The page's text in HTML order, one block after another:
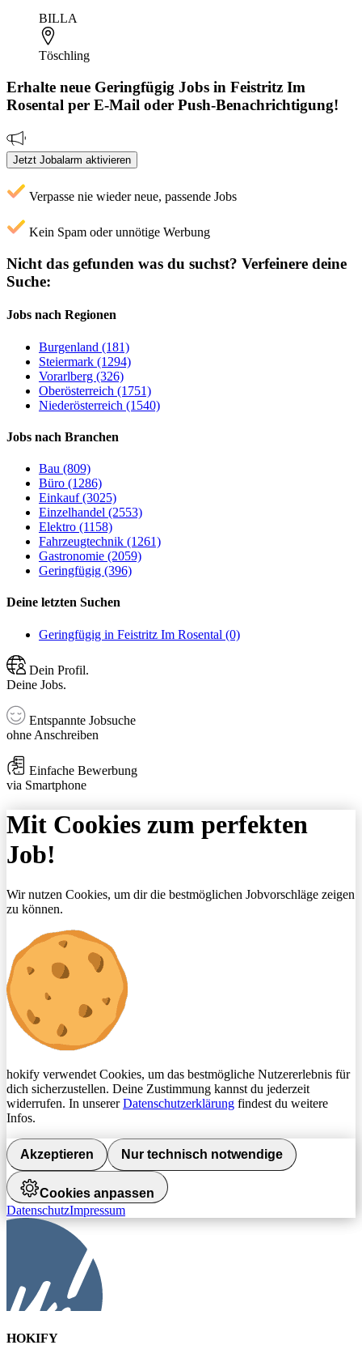
BILLA
Töschling
Erhalte neue Geringfügig Jobs in Feistritz Im
Rosental per E-Mail oder Push-Benachrichtigung!
Jetzt Jobalarm aktivieren
Verpasse nie wieder neue, passende Jobs
Kein Spam oder unnötige Werbung
Nicht das gefunden was du suchst? Verfeinere deine
Suche:
Jobs nach Regionen
Burgenland (181)
Steiermark (1294)
Vorarlberg (326)
Oberösterreich (1751)
Niederösterreich (1540)
Jobs nach Branchen
Bau (809)
Büro (1286)
Einkauf (3025)
Einzelhandel (2553)
Elektro (1158)
Fahrzeugtechnik (1261)
Gastronomie (2059)
Geringfügig (396)
Deine letzten Suchen
Geringfügig in Feistritz Im Rosental (0)
Dein Profil.
Deine Jobs.
Entspannte Jobsuche
ohne Anschreiben
Einfache Bewerbung
via Smartphone
Mit Cookies zum perfekten
Job!
Wir nutzen Cookies, um dir die bestmöglichen Jobvorschläge zeigen
zu können.
hokify verwendet Cookies, um das bestmögliche Nutzererlebnis für
dich sicherzustellen. Deine Zustimmung kannst du jederzeit
widerrufen. In unsererDatenschutzerklärung findest du weitere
Infos.
Akzeptieren Nur technisch notwendige
Cookies anpassen
DatenschutzImpressum
HOKIFY